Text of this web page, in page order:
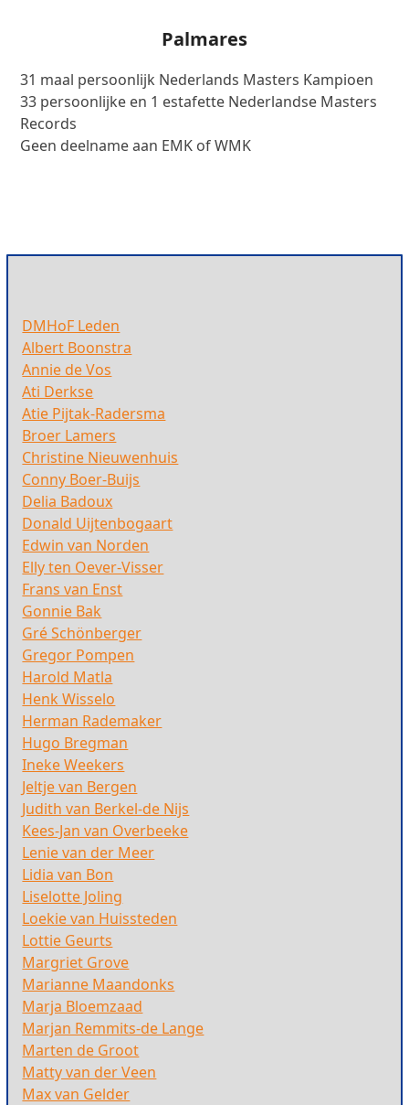
Palmares
31 maal persoonlijk Nederlands Masters Kampioen
33 persoonlijke en 1 estafette Nederlandse Masters
Records
Geen deelname aan EMK of WMK
DMHoF Leden
Albert Boonstra
Annie de Vos
Ati Derkse
Atie Pijtak-Radersma
Broer Lamers
Christine Nieuwenhuis
Conny Boer-Buijs
Delia Badoux
Donald Uijtenbogaart
Edwin van Norden
Elly ten Oever-Visser
Frans van Enst
Gonnie Bak
Gré Schönberger
Gregor Pompen
Harold Matla
Henk Wisselo
Herman Rademaker
Hugo Bregman
Ineke Weekers
Jeltje van Bergen
Judith van Berkel-de Nijs
Kees-Jan van Overbeeke
Lenie van der Meer
Lidia van Bon
Liselotte Joling
Loekie van Huissteden
Lottie Geurts
Margriet Grove
Marianne Maandonks
Marja Bloemzaad
Marjan Remmits-de Lange
Marten de Groot
Matty van der Veen
Max van Gelder